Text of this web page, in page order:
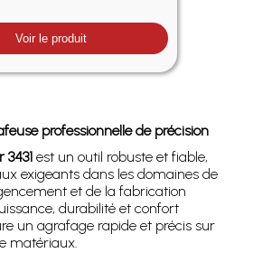
Voir le produit
professionnelle de précision
3431 est un outil robuste et fiable,
exigeants dans les domaines de
et de la fabrication
durabilité et confort
un agrafage rapide et précis sur
matériaux.